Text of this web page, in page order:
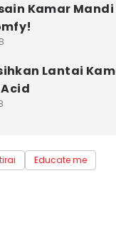
Kamar Mandi
Lantai
tirai Educate me